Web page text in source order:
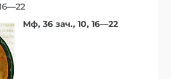
Мф, 36 зач., 10, 16—22